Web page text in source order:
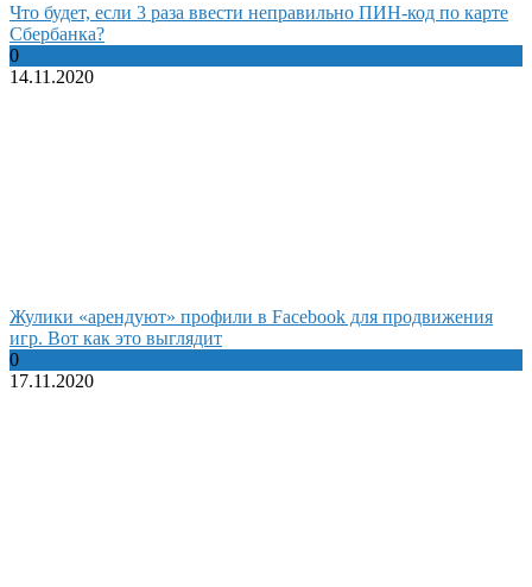
Что будет, если 3 раза ввести неправильно ПИН-код по карте
Сбербанка?
0
14.11.2020
Жулики «арендуют» профили в Facebook для продвижения
игр. Вот как это выглядит
0
17.11.2020